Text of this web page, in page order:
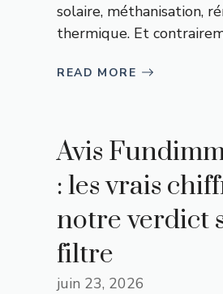
solaire, méthanisation,
thermique. Et
READ MORE
Avis
: les vrais
notre verdict
filtre
juin 23, 2026